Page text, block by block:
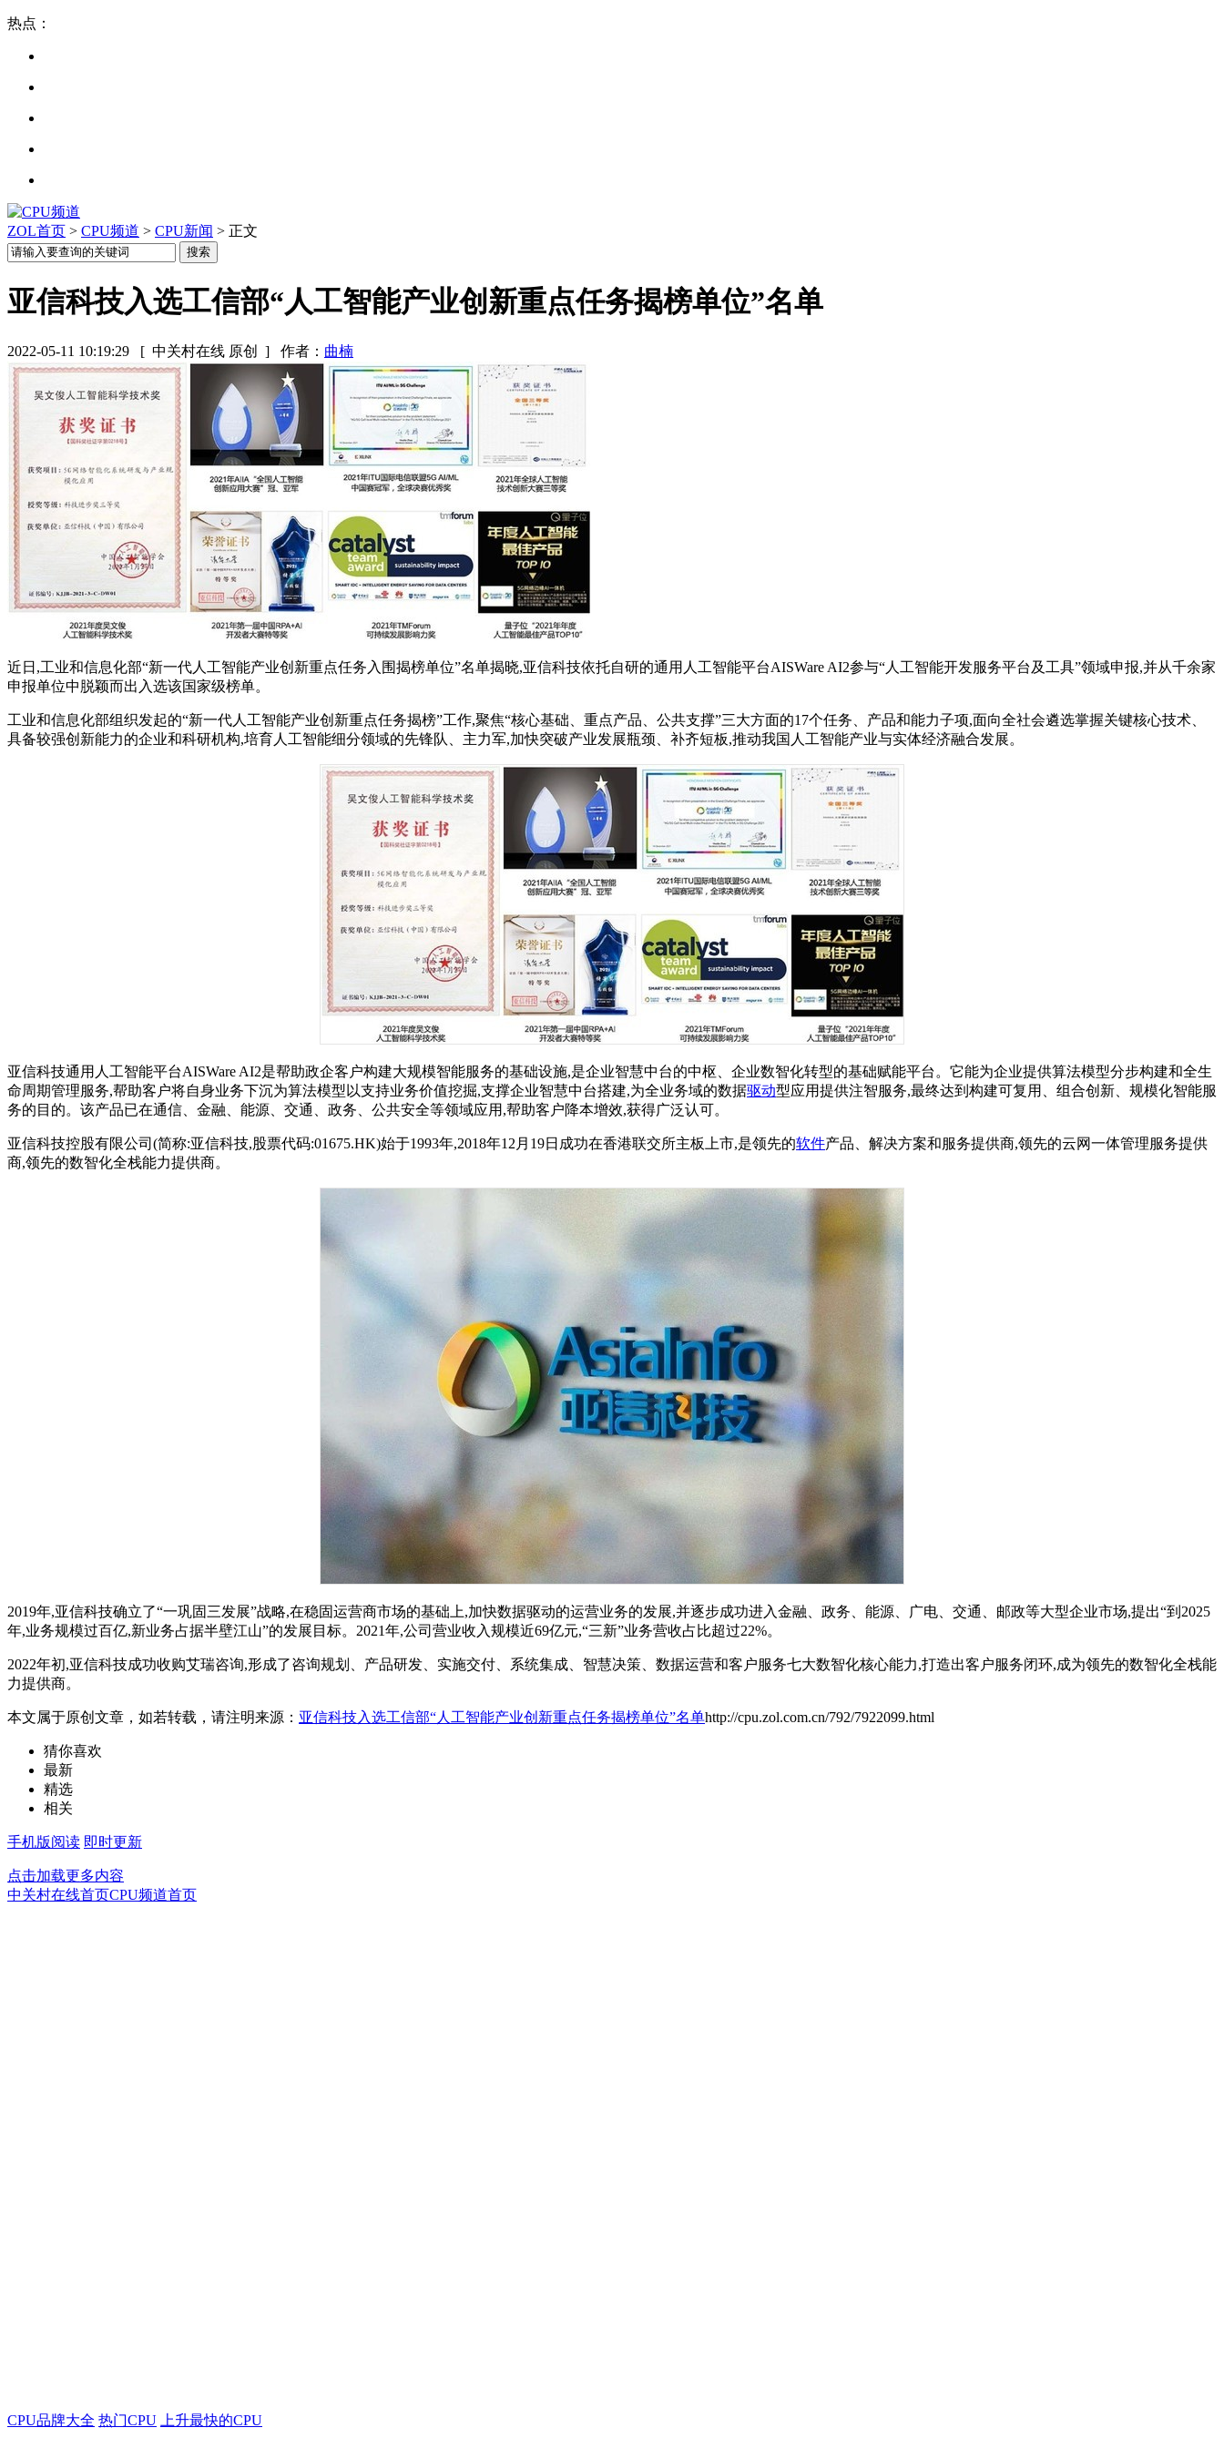
热点：
ZOL首页 > CPU频道 > CPU新闻 > 正文
亚信科技入选工信部“人工智能产业创新重点任务揭榜单位”名单
2022-05-11 10:19:29 [ 中关村在线 原创 ] 作者： 曲楠
近日,工业和信息化部“新一代人工智能产业创新重点任务入围揭榜单位”名单揭晓,亚信科技依托自研的通用人工智能平台AISWare AI2参与“人工智能开发服务平台及工具”领域申报,并从千余家
申报单位中脱颖而出入选该国家级榜单。
工业和信息化部组织发起的“新一代人工智能产业创新重点任务揭榜”工作,聚焦“核心基础、重点产品、公共支撑”三大方面的17个任务、产品和能力子项,面向全社会遴选掌握关键核心技术、
具备较强创新能力的企业和科研机构,培育人工智能细分领域的先锋队、主力军,加快突破产业发展瓶颈、补齐短板,推动我国人工智能产业与实体经济融合发展。
亚信科技通用人工智能平台AISWare AI2是帮助政企客户构建大规模智能服务的基础设施,是企业智慧中台的中枢、企业数智化转型的基础赋能平台。它能为企业提供算法模型分步构建和全生
命周期管理服务,帮助客户将自身业务下沉为算法模型以支持业务价值挖掘,支撑企业智慧中台搭建,为全业务域的数据驱动型应用提供注智服务,最终达到构建可复用、组合创新、规模化智能服
务的目的。该产品已在通信、金融、能源、交通、政务、公共安全等领域应用,帮助客户降本增效,获得广泛认可。
亚信科技控股有限公司(简称:亚信科技,股票代码:01675.HK)始于1993年,2018年12月19日成功在香港联交所主板上市,是领先的软件产品、解决方案和服务提供商,领先的云网一体管理服务提供
商,领先的数智化全栈能力提供商。
2019年,亚信科技确立了“一巩固三发展”战略,在稳固运营商市场的基础上,加快数据驱动的运营业务的发展,并逐步成功进入金融、政务、能源、广电、交通、邮政等大型企业市场,提出“到2025
年,业务规模过百亿,新业务占据半壁江山”的发展目标。2021年,公司营业收入规模近69亿元,“三新”业务营收占比超过22%。
2022年初,亚信科技成功收购艾瑞咨询,形成了咨询规划、产品研发、实施交付、系统集成、智慧决策、数据运营和客户服务七大数智化核心能力,打造出客户服务闭环,成为领先的数智化全栈能
力提供商。
本文属于原创文章，如若转载，请注明来源： 亚信科技入选工信部“人工智能产业创新重点任务揭榜单位”名单http://cpu.zol.com.cn/792/7922099.html
猜你喜欢
最新
精选
相关
手机版阅读 即时更新
点击加载更多内容
中关村在线首页CPU频道首页
CPU品牌大全 热门CPU 上升最快的CPU